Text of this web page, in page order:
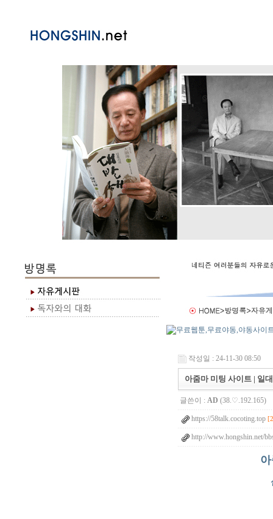
작성일 : 24-11-30 08:50
아줌마 미팅 사이트 | 일대
글쓴이 : AD (38.♡.192.165)
https://58talk.cocoting.top
http://www.hongshin.net/